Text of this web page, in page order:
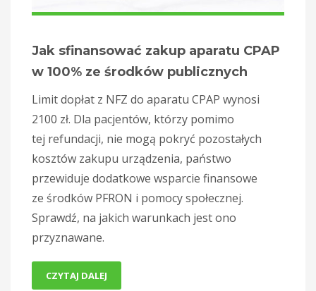
Jak sfinansować zakup aparatu CPAP
w 100% ze środków publicznych
Limit dopłat z NFZ do aparatu CPAP wynosi
2100 zł. Dla pacjentów, którzy pomimo
tej refundacji, nie mogą pokryć pozostałych
kosztów zakupu urządzenia, państwo
przewiduje dodatkowe wsparcie finansowe
ze środków PFRON i pomocy społecznej.
Sprawdź, na jakich warunkach jest ono
przyznawane.
CZYTAJ DALEJ